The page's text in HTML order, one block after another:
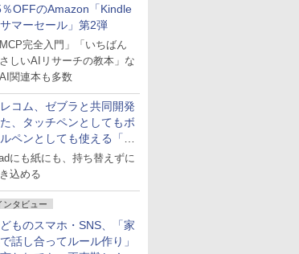
OFFのAmazon「Kindle
マーセール」第2弾
MCP完全入門」「いちばん
しいAIリサーチの教本」な
関連本も多数
コム、ゼブラと共同開発
た、タッチペンとしてもボ
ペンとしても使える「ス
ラスツーウェイ」発売
にも紙にも、持ち替えずに
込める
ンタビュー
ものスマホ・SNS、「家
話し合ってルール作り」